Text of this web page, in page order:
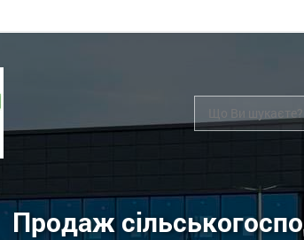
Продаж